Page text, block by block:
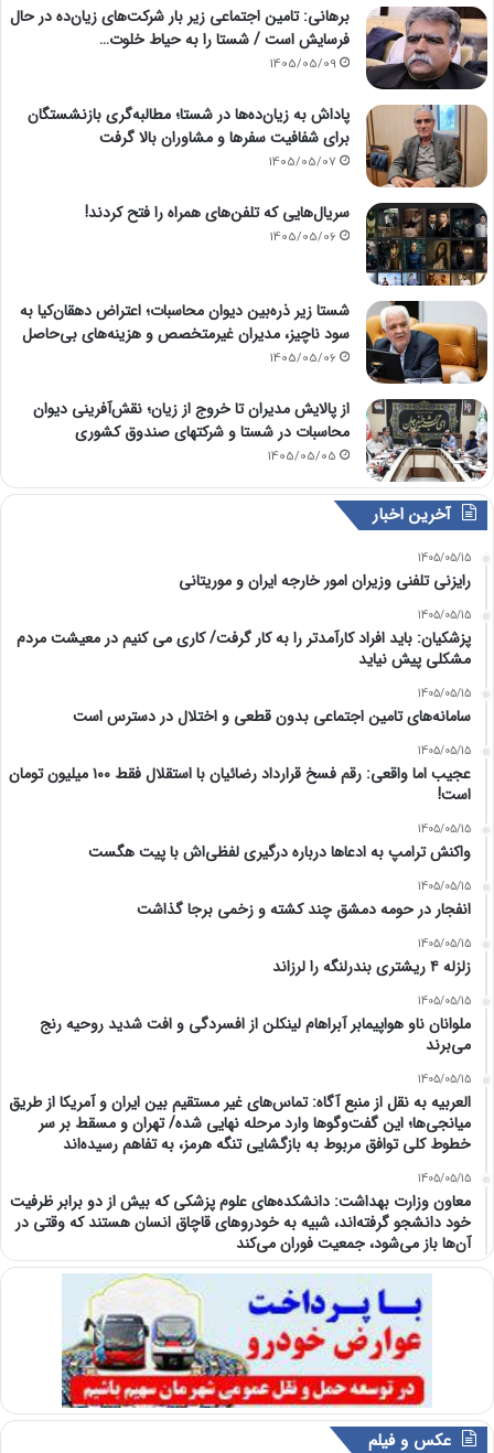
برهانی: تامین اجتماعی زیر بار شرکت‌های زیان‌ده در حال
فرسایش است / شستا را به حیاط خلوت…
1405/05/09
پاداش به زیان‌ده‌ها در شستا؛ مطالبه‌گری بازنشستگان
برای شفافیت سفرها و مشاوران بالا گرفت
1405/05/07
سریال‌هایی که تلفن‌های همراه را فتح کردند!
1405/05/06
شستا زیر ذره‌بین دیوان محاسبات؛ اعتراض دهقان‌کیا به
سود ناچیز، مدیران غیرمتخصص و هزینه‌های بی‌حاصل
1405/05/06
از پالایش مدیران تا خروج از زیان؛ نقش‌آفرینی دیوان
محاسبات در شستا و شرکتهای صندوق کشوری
1405/05/05
آخرین اخبار
1405/05/15
رایزنی تلفنی وزیران امور خارجه ایران و موریتانی
1405/05/15
پزشکیان: باید افراد کارآمدتر را به کار گرفت/ کاری می کنیم در معیشت مردم
مشکلی پیش نیاید
1405/05/15
سامانه‌های تامین اجتماعی بدون قطعی و اختلال در دسترس است
1405/05/15
عجیب اما واقعی: رقم فسخ قرارداد رضائیان با استقلال فقط ۱۰۰ میلیون تومان
است!
1405/05/15
واکنش ترامپ به ادعاها درباره درگیری لفظی‌اش با پیت هگست
1405/05/15
انفجار در حومه دمشق چند کشته و زخمی برجا گذاشت
1405/05/15
زلزله ۴ ریشتری بندرلنگه را لرزاند
1405/05/15
ملوانان ناو هواپیمابر آبراهام لینکلن از افسردگی و افت شدید روحیه رنج
می‌برند
1405/05/15
العربیه به نقل از منبع آگاه: تماس‌های غیر مستقیم بین ایران و آمریکا از طریق
میانجی‌ها؛ این گفت‌و‌گو‌ها وارد مرحله نهایی شده/ تهران و مسقط بر سر
خطوط کلی توافق مربوط به بازگشایی تنگه هرمز، به تفاهم رسیده‌اند
1405/05/15
معاون وزارت بهداشت: دانشکده‌های علوم پزشکی که بیش از دو برابر ظرفیت
خود دانشجو گرفته‌اند، شبیه به خودرو‌های قاچاق انسان هستند که وقتی در
آن‌ها باز می‌شود، جمعیت فوران می‌کند
عکس و فیلم